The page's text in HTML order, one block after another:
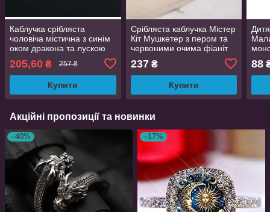
Каблучка срібляста
чоловіча містична з синім
оком дракона та лускою
AurumLux017
205,60 ₴ 257 ₴
Купити
Срібляста каблучка Містер
Кіт Мушкетер з пером та
червоними очима фіаніт
AurumLux185
237₴
Купити
88
Акційні пропозиції та новинки
–40% –17%